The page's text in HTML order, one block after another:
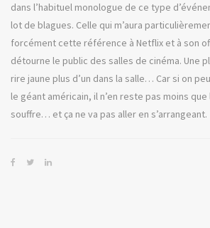
dans l’habituel monologue de ce type
lot de blagues. Celle qui m’aura
forcément cette référence à Netflix et à son
détourne le public des salles de cinéma. Une
rire jaune plus d’un dans la salle… Car si on
le géant américain, il n’en reste pas moins
souffre… et ça ne va pas aller en s’arrangeant.